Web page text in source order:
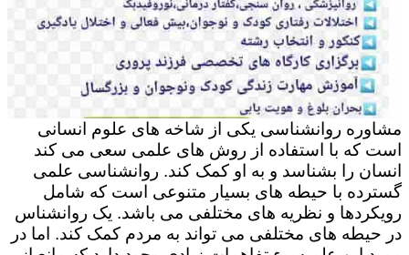
مشاوره روانشناسی یکی از شاخه های علوم انسانی
است که با استفاده از روش های علمی سعی می کند
انسان را بشناسد و به او کمک کند. روانشناسی علمی
گسترده با حیطه های بسیار متنوعی است که شامل
رویکردها و نظریه های مختلفی می باشد. یک روانشناس
در حیطه های مختلفی می تواند به مردم کمک کند. اما در